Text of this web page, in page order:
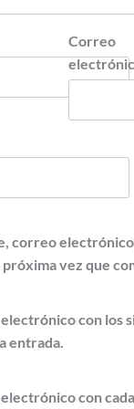
Correo
correo
vez que
con los
entrada.
con